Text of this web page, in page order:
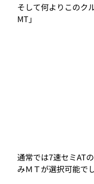
そして何よりこのク
MT」
通常では7速セミAT
みＭＴが選択可能で